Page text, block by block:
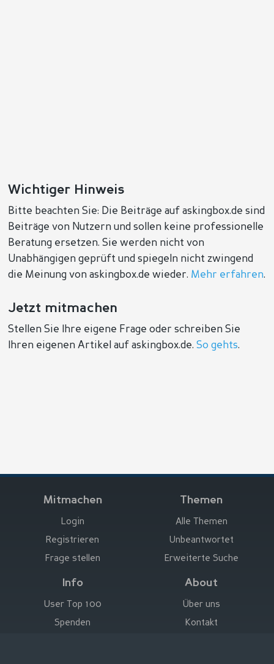
Wichtiger Hinweis
Bitte beachten Sie: Die Beiträge auf askingbox.de sind
Beiträge von Nutzern und sollen keine professionelle
Beratung ersetzen. Sie werden nicht von
Unabhängigen geprüft und spiegeln nicht zwingend
die Meinung von askingbox.de wieder. Mehr erfahren.
Jetzt mitmachen
Stellen Sie Ihre eigene Frage oder schreiben Sie
Ihren eigenen Artikel auf askingbox.de.So gehts.
Mitmachen
Login
Registrieren
Frage stellen
Themen
Alle Themen
Unbeantwortet
Erweiterte Suche
Info
User Top 100
Spenden
About
Über uns
Kontakt